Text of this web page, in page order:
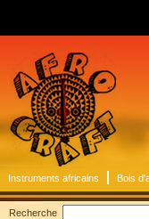
Instruments africains Bois
Recherche